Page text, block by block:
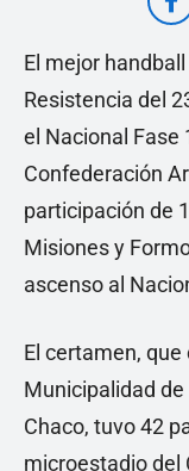
El mejor
Resistencia del
el Nacional Fase
Confederación
participación de
Misiones y
ascenso al
El certamen,
Municipalidad de
Chaco, tuvo 42
microestadio del